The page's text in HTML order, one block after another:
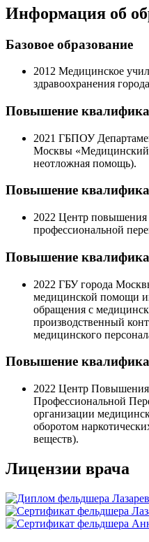
Информация об
Базовое образование
2012 Медицинское
здравоохранения
Повышение
2021 ГБПОУ
Москвы
неотложная помощь).
Повышение
2022 Центр повышения
профессиональной
Повышение
2022 ГБУ города
медицинской помощи
обращения с
производственный
медицинского
Повышение
2022 Центр
Профессиональной
организации
оборотом
веществ).
Лицензии врача